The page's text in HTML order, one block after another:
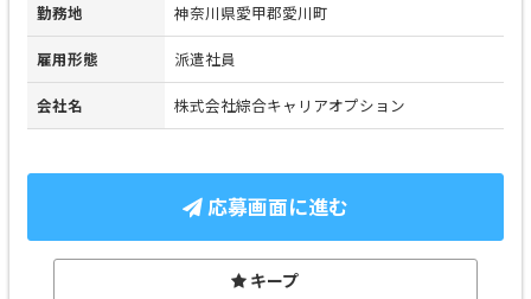
勤務地 神奈川県愛甲郡愛川町
雇用形態 派遣社員
会社名 株式会社綜合キャリアオプション
応募画面に進む
キープ